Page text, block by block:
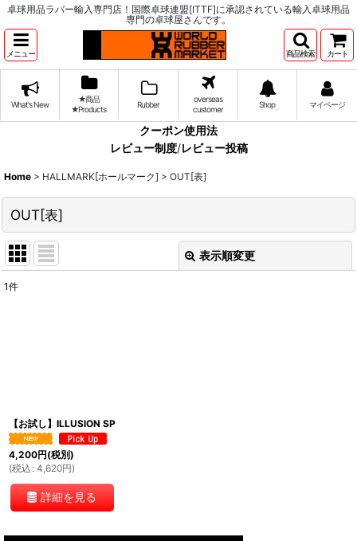
卓球用品ラバー輸入専門店！国際卓球連盟[ITTF]に承認されている輸入卓球用品
専門の卓球屋さんです。
メニュー 商品検索 カート
What's New
★商品
★Products
Rubber
overseas
customer
Shop マイページ
クーポン使用法
レビュー制度/レビュー投稿
Home > HALLMARK[ホールマーク] > OUT[表]
OUT[表]
表示順変更
1件
【お試し】ILLUSION SP
4,200円(税別)
(税込 : 4,620円)
詳細を見る